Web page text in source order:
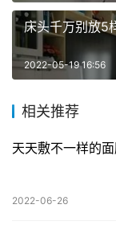
床头千万别放5
2022-05-19 16:56
相关推荐
天天敷不一样的
2022-06-26